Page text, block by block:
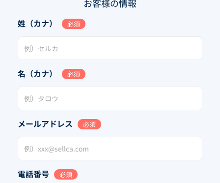
お客様の情報
姓（カナ） 必須
名（カナ） 必須
メールアドレス 必須
電話番号 必須